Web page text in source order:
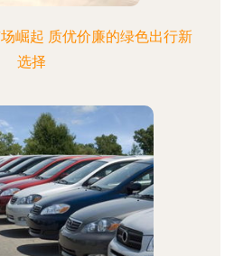
崛起 质优价廉的绿色出行新
选择